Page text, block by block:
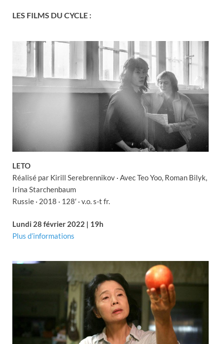
LES FILMS DU CYCLE :
LETO
Réalisé par Kirill Serebrennikov · Avec Teo Yoo, Roman Bilyk,
Irina Starchenbaum
Russie · 2018 · 128′ · v.o. s-t fr.
Lundi 28 février 2022 | 19h
Plus d’informations